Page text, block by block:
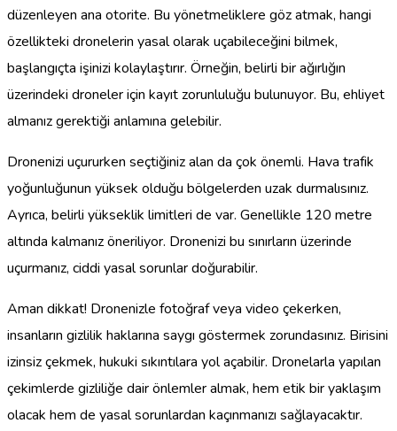
düzenleyen ana otorite. Bu yönetmeliklere göz atmak, hangi
özellikteki dronelerin yasal olarak uçabileceğini bilmek,
başlangıçta işinizi kolaylaştırır. Örneğin, belirli bir ağırlığın
üzerindeki droneler için kayıt zorunluluğu bulunuyor. Bu, ehliyet
almanız gerektiği anlamına gelebilir.
Dronenizi uçururken seçtiğiniz alan da çok önemli. Hava trafik
yoğunluğunun yüksek olduğu bölgelerden uzak durmalısınız.
Ayrıca, belirli yükseklik limitleri de var. Genellikle 120 metre
altında kalmanız öneriliyor. Dronenizi bu sınırların üzerinde
uçurmanız, ciddi yasal sorunlar doğurabilir.
Aman dikkat! Dronenizle fotoğraf veya video çekerken,
insanların gizlilik haklarına saygı göstermek zorundasınız. Birisini
izinsiz çekmek, hukuki sıkıntılara yol açabilir. Dronelarla yapılan
çekimlerde gizliliğe dair önlemler almak, hem etik bir yaklaşım
olacak hem de yasal sorunlardan kaçınmanızı sağlayacaktır.